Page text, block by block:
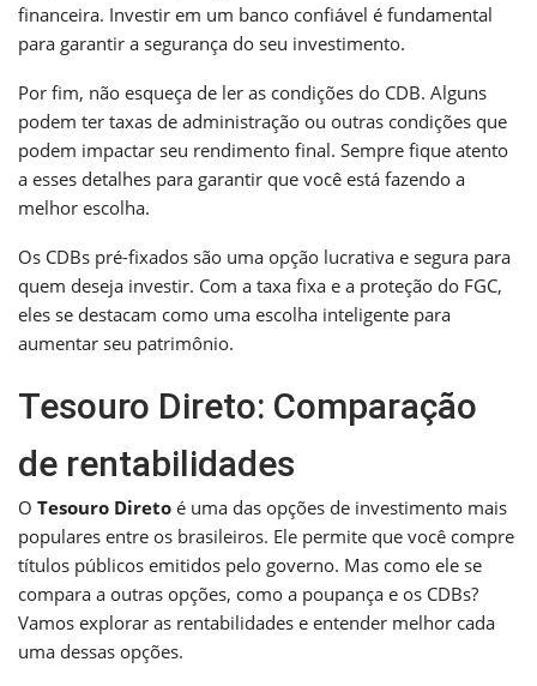
financeira. Investir em um banco confiável é fundamental
para garantir a segurança do seu investimento.
Por fim, não esqueça de ler as condições do CDB. Alguns
podem ter taxas de administração ou outras condições que
podem impactar seu rendimento final. Sempre fique atento
a esses detalhes para garantir que você está fazendo a
melhor escolha.
Os CDBs pré-fixados são uma opção lucrativa e segura para
quem deseja investir. Com a taxa fixa e a proteção do FGC,
eles se destacam como uma escolha inteligente para
aumentar seu patrimônio.
Tesouro Direto: Comparação
de rentabilidades
O Tesouro Direto é uma das opções de investimento mais
populares entre os brasileiros. Ele permite que você compre
títulos públicos emitidos pelo governo. Mas como ele se
compara a outras opções, como a poupança e os CDBs?
Vamos explorar as rentabilidades e entender melhor cada
uma dessas opções.